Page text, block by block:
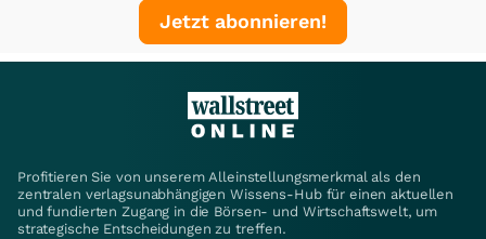
Jetzt abonnieren!
Profitieren Sie von unserem Alleinstellungsmerkmal als den
zentralen verlagsunabhängigen Wissens-Hub für einen aktuellen
und fundierten Zugang in die Börsen- und Wirtschaftswelt, um
strategische Entscheidungen zu treffen.